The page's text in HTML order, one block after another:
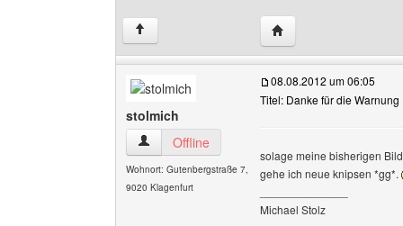
↑ Website dieses
stolmich
stolmich Benutzer-Profile anzeigen
Offline
Wohnort: Gutenbergstraße 7,
9020 Klagenfurt
08.08.2012 um 06:05
Titel: Danke für die Warnung
solage meine bisherigen
gehe ich neue knipsen *gg*.
Michael Stolz